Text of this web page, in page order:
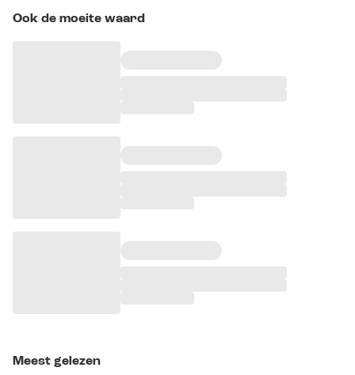
Ook de moeite waard
Meest gelezen